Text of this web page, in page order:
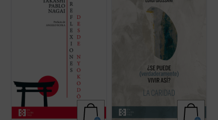
serie de escritos breves, meditaciones y
cartas suyas que conforman una obra
valiosísima para seguir, a través de una
intimidad familiar con él, los pasos de
Takashi hacia el encuentro final con ...
este tercer y último volumen dedicado a la
caridad, junto con su condición esencial, el
sacrificio, y su consecuencia práctica, la
(ver ficha)